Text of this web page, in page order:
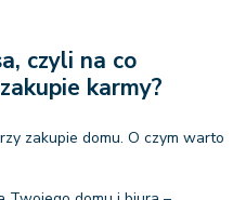
czyli na co
karmy?
zakupie domu. O czym warto